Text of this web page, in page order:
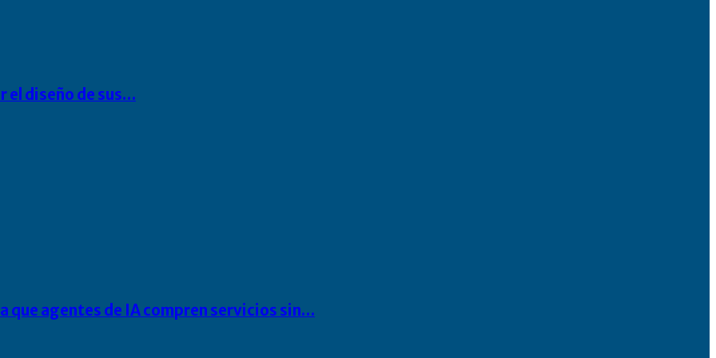
el diseño de sus…
agentes de IA compren servicios sin…